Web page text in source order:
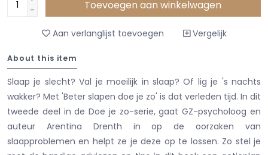
-
Toevoegen aan winkelwagen
Aan verlanglijst toevoegen Vergelijk
About this item
Slaap je slecht? Val je moeilijk in slaap? Of lig je 's nachts
wakker? Met 'Beter slapen doe je zo' is dat verleden tijd. In dit
tweede deel in de Doe je zo-serie, gaat GZ-psycholoog en
auteur Arentina Drenth in op de oorzaken van
slaapproblemen en helpt ze je deze op te lossen. Zo stel je